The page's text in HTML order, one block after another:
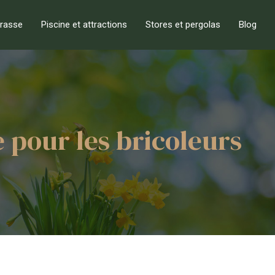
Piscine et attractions Stores et pergolas Blog
pour les bricoleurs